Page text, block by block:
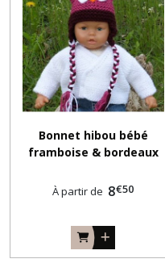
Bonnet hibou bébé
framboise & bordeaux
À partir de 8€50